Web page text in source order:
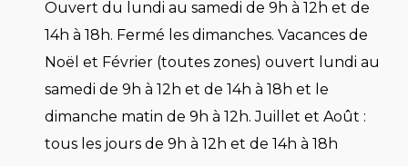
Ouvert du lundi au samedi de 9h à 12h et de
14h à 18h. Fermé les dimanches. Vacances de
Noël et Février (toutes zones) ouvert lundi au
samedi de 9h à 12h et de 14h à 18h et le
dimanche matin de 9h à 12h. Juillet et Août :
tous les jours de 9h à 12h et de 14h à 18h